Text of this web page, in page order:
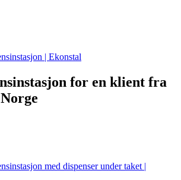
for en klient fra